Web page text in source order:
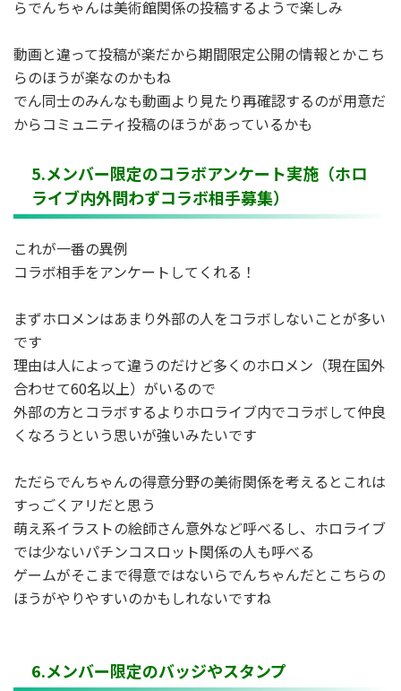
らでんちゃんは美術館関係の投稿するようで楽しみ
動画と違って投稿が楽だから期間限定公開の情報とかこち
らのほうが楽なのかもね
でん同士のみんなも動画より見たり再確認するのが用意だ
からコミュニティ投稿のほうがあっているかも
5.メンバー限定のコラボアンケート実施（ホロ
ライブ内外問わずコラボ相手募集）
これが一番の異例
コラボ相手をアンケートしてくれる！
まずホロメンはあまり外部の人をコラボしないことが多い
です
理由は人によって違うのだけど多くのホロメン（現在国外
合わせて60名以上）がいるので
外部の方とコラボするよりホロライブ内でコラボして仲良
くなろうという思いが強いみたいです
ただらでんちゃんの得意分野の美術関係を考えるとこれは
すっごくアリだと思う
萌え系イラストの絵師さん意外など呼べるし、ホロライブ
では少ないパチンコスロット関係の人も呼べる
ゲームがそこまで得意ではないらでんちゃんだとこちらの
ほうがやりやすいのかもしれないですね
6.メンバー限定のバッジやスタンプ